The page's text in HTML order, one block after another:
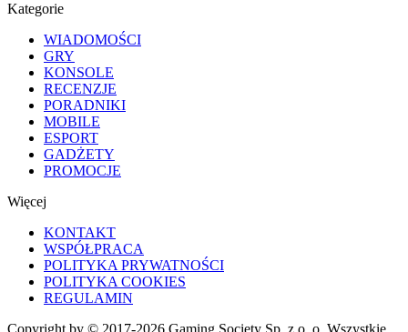
Kategorie
WIADOMOŚCI
GRY
KONSOLE
RECENZJE
PORADNIKI
MOBILE
ESPORT
GADŻETY
PROMOCJE
Więcej
KONTAKT
WSPÓŁPRACA
POLITYKA PRYWATNOŚCI
POLITYKA COOKIES
REGULAMIN